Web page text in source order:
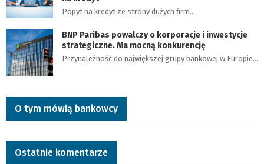
Popyt na kredyt ze strony dużych firm…
BNP Paribas powalczy o korporacje i inwestycje
strategiczne. Ma mocną konkurencję
Przynależność do największej grupy bankowej w Europie…
O tym mówią bankowcy
Ostatnie komentarze